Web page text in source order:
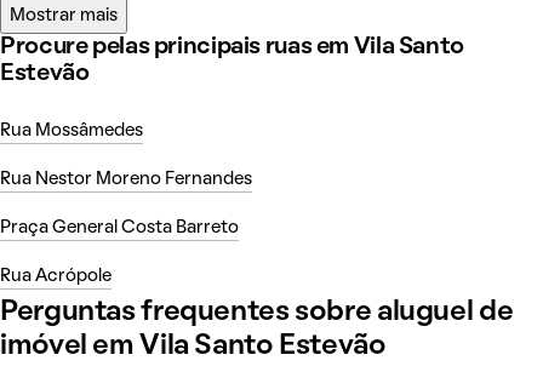
Mostrar mais
Procure pelas principais ruas em Vila Santo
Estevão
Rua Mossâmedes
Rua Nestor Moreno Fernandes
Praça General Costa Barreto
Rua Acrópole
Perguntas frequentes sobre aluguel de
imóvel em Vila Santo Estevão